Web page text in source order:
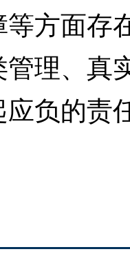
方面存
理、真
负的责